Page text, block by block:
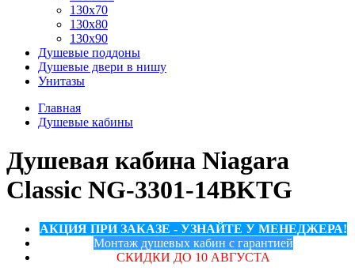
130x70
130x80
130x90
Душевые поддоны
Душевые двери в нишу
Унитазы
Главная
Душевые кабины
Душевая кабина Niagara
Classic NG-3301-14BKTG
АКЦИЯ ПРИ ЗАКАЗЕ - УЗНАЙТЕ У МЕНЕДЖЕРА!
Монтаж душевых кабин с гарантией
СКИДКИ ДО 10 АВГУСТА